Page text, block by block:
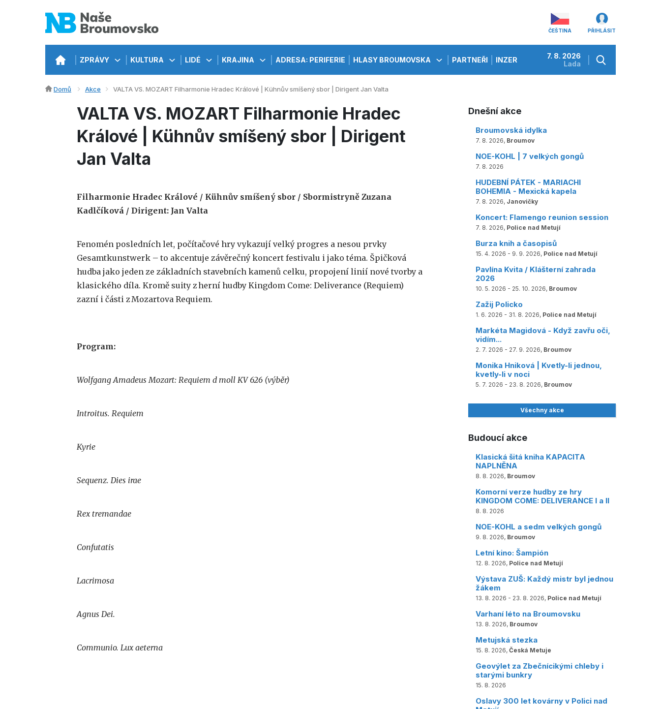
Domů Akce VALTA VS. MOZART Filharmonie Hradec Králové | Kühnův smíšený sbor | Dirigent Jan Valta
VALTA VS. MOZART Filharmonie Hradec
Králové | Kühnův smíšený sbor | Dirigent
Jan Valta
Filharmonie Hradec Králové / Kühnův smíšený sbor / Sbormistryně Zuzana
Kadlčíková / Dirigent: Jan Valta
Fenomén posledních let, počítačové hry vykazují velký progres a nesou prvky
Gesamtkunstwerk – to akcentuje závěrečný koncert festivalu i jako téma. Špičková
hudba jako jeden ze základních stavebních kamenů celku, propojení linií nové tvorby a
klasického díla. Kromě suity z herní hudby Kingdom Come: Deliverance (Requiem)
zazní i části z Mozartova Requiem.
Program:
Wolfgang Amadeus Mozart: Requiem d moll KV 626 (výběr)
Introitus. Requiem
Kyrie
Sequenz. Dies irae
Rex tremandae
Confutatis
Lacrimosa
Agnus Dei.
Communio. Lux aeterna
Dnešní akce
Broumovská idylka
7. 8. 2026, Broumov
NOE-KOHL | 7 velkých gongů
7. 8. 2026
HUDEBNÍ PÁTEK - MARIACHI
BOHEMIA - Mexická kapela
7. 8. 2026, Janovičky
Koncert: Flamengo reunion session
7. 8. 2026, Police nad Metují
Burza knih a časopisů
15. 4. 2026 - 9. 9. 2026, Police nad Metují
Pavlína Kvita / Klášterní zahrada
2026
10. 5. 2026 - 25. 10. 2026, Broumov
Zažij Policko
1. 6. 2026 - 31. 8. 2026, Police nad Metují
Markéta Magidová - Když zavřu oči,
vidím...
2. 7. 2026 - 27. 9. 2026, Broumov
Monika Hniková | Kvetly-li jednou,
kvetly-li v noci
5. 7. 2026 - 23. 8. 2026, Broumov
Všechny akce
Budoucí akce
Klasická šitá kniha KAPACITA
NAPLNĚNA
8. 8. 2026, Broumov
Komorní verze hudby ze hry
KINGDOM COME: DELIVERANCE I a II
8. 8. 2026
NOE-KOHL a sedm velkých gongů
9. 8. 2026, Broumov
Letní kino: Šampión
12. 8. 2026, Police nad Metují
Výstava ZUŠ: Každý mistr byl jednou
žákem
13. 8. 2026 - 23. 8. 2026, Police nad Metují
Varhaní léto na Broumovsku
13. 8. 2026, Broumov
Metujská stezka
15. 8. 2026, Česká Metuje
Geovýlet za Zbečnícikými chleby i
starými bunkry
15. 8. 2026
Oslavy 300 let kovárny v Polici nad
ZPRÁVY KULTURA LIDÉ KRAJINA ADRESA: PERIFERIE HLASY BROUMOVSKA PARTNEŘI INZERCE
7. 8. 2026
Lada
ČEŠTINA PŘIHLÁSIT